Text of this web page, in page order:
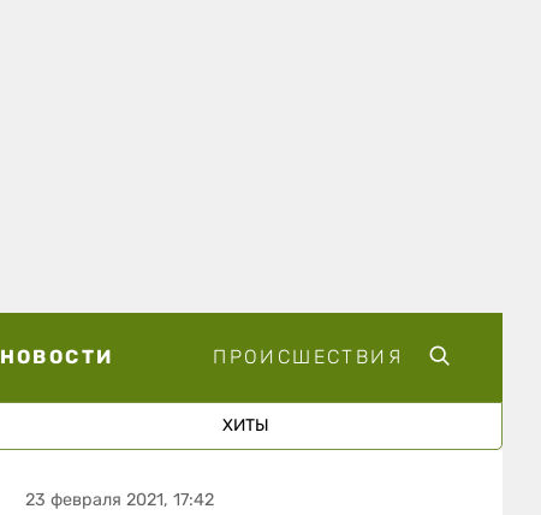
НОВОСТИ ПРОИСШЕСТВИЯ
ХИТЫ
23 февраля 2021, 17:42